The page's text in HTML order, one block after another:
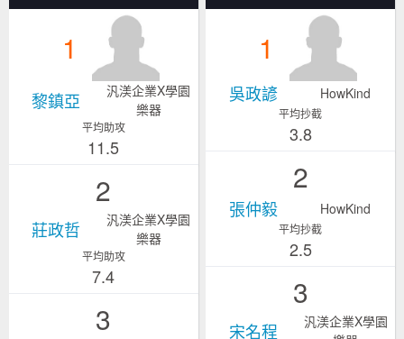
1
黎鎮亞
汎渼企業X學園
樂器
平均助攻
11.5
2
莊政哲
汎渼企業X學園
樂器
平均助攻
7.4
3
1
吳政諺 HowKind
平均抄截
3.8
2
張仲毅 HowKind
平均抄截
2.5
3
宋名程
汎渼企業X學園